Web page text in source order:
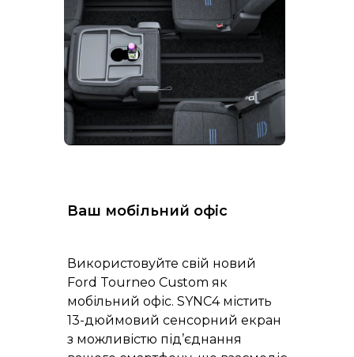
Ваш мобільний офіс
Використовуйте свій новий
Ford Tourneo Custom як
мобільний офіс. SYNC4 містить
13-дюймовий сенсорний екран
з можливістю під’єднання